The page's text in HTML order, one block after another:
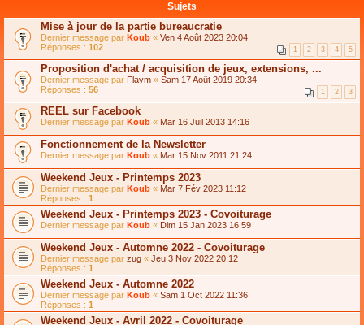
Sujets
Mise à jour de la partie bureaucratie
Dernier message par Koub « Ven 4 Août 2023 20:04
Réponses : 102 1 2 3 4 5
Proposition d'achat / acquisition de jeux, extensions, ...
Dernier message par Flaym « Sam 17 Août 2019 20:34
Réponses : 56 1 2 3
REEL sur Facebook
Dernier message par Koub « Mar 16 Juil 2013 14:16
Fonctionnement de la Newsletter
Dernier message par Koub « Mar 15 Nov 2011 21:24
Weekend Jeux - Printemps 2023
Dernier message par Koub « Mar 7 Fév 2023 11:12
Réponses : 1
Weekend Jeux - Printemps 2023 - Covoiturage
Dernier message par Koub « Dim 15 Jan 2023 16:59
Weekend Jeux - Automne 2022 - Covoiturage
Dernier message par zug « Jeu 3 Nov 2022 20:12
Réponses : 1
Weekend Jeux - Automne 2022
Dernier message par Koub « Sam 1 Oct 2022 11:36
Réponses : 1
Weekend Jeux - Avril 2022 - Covoiturage